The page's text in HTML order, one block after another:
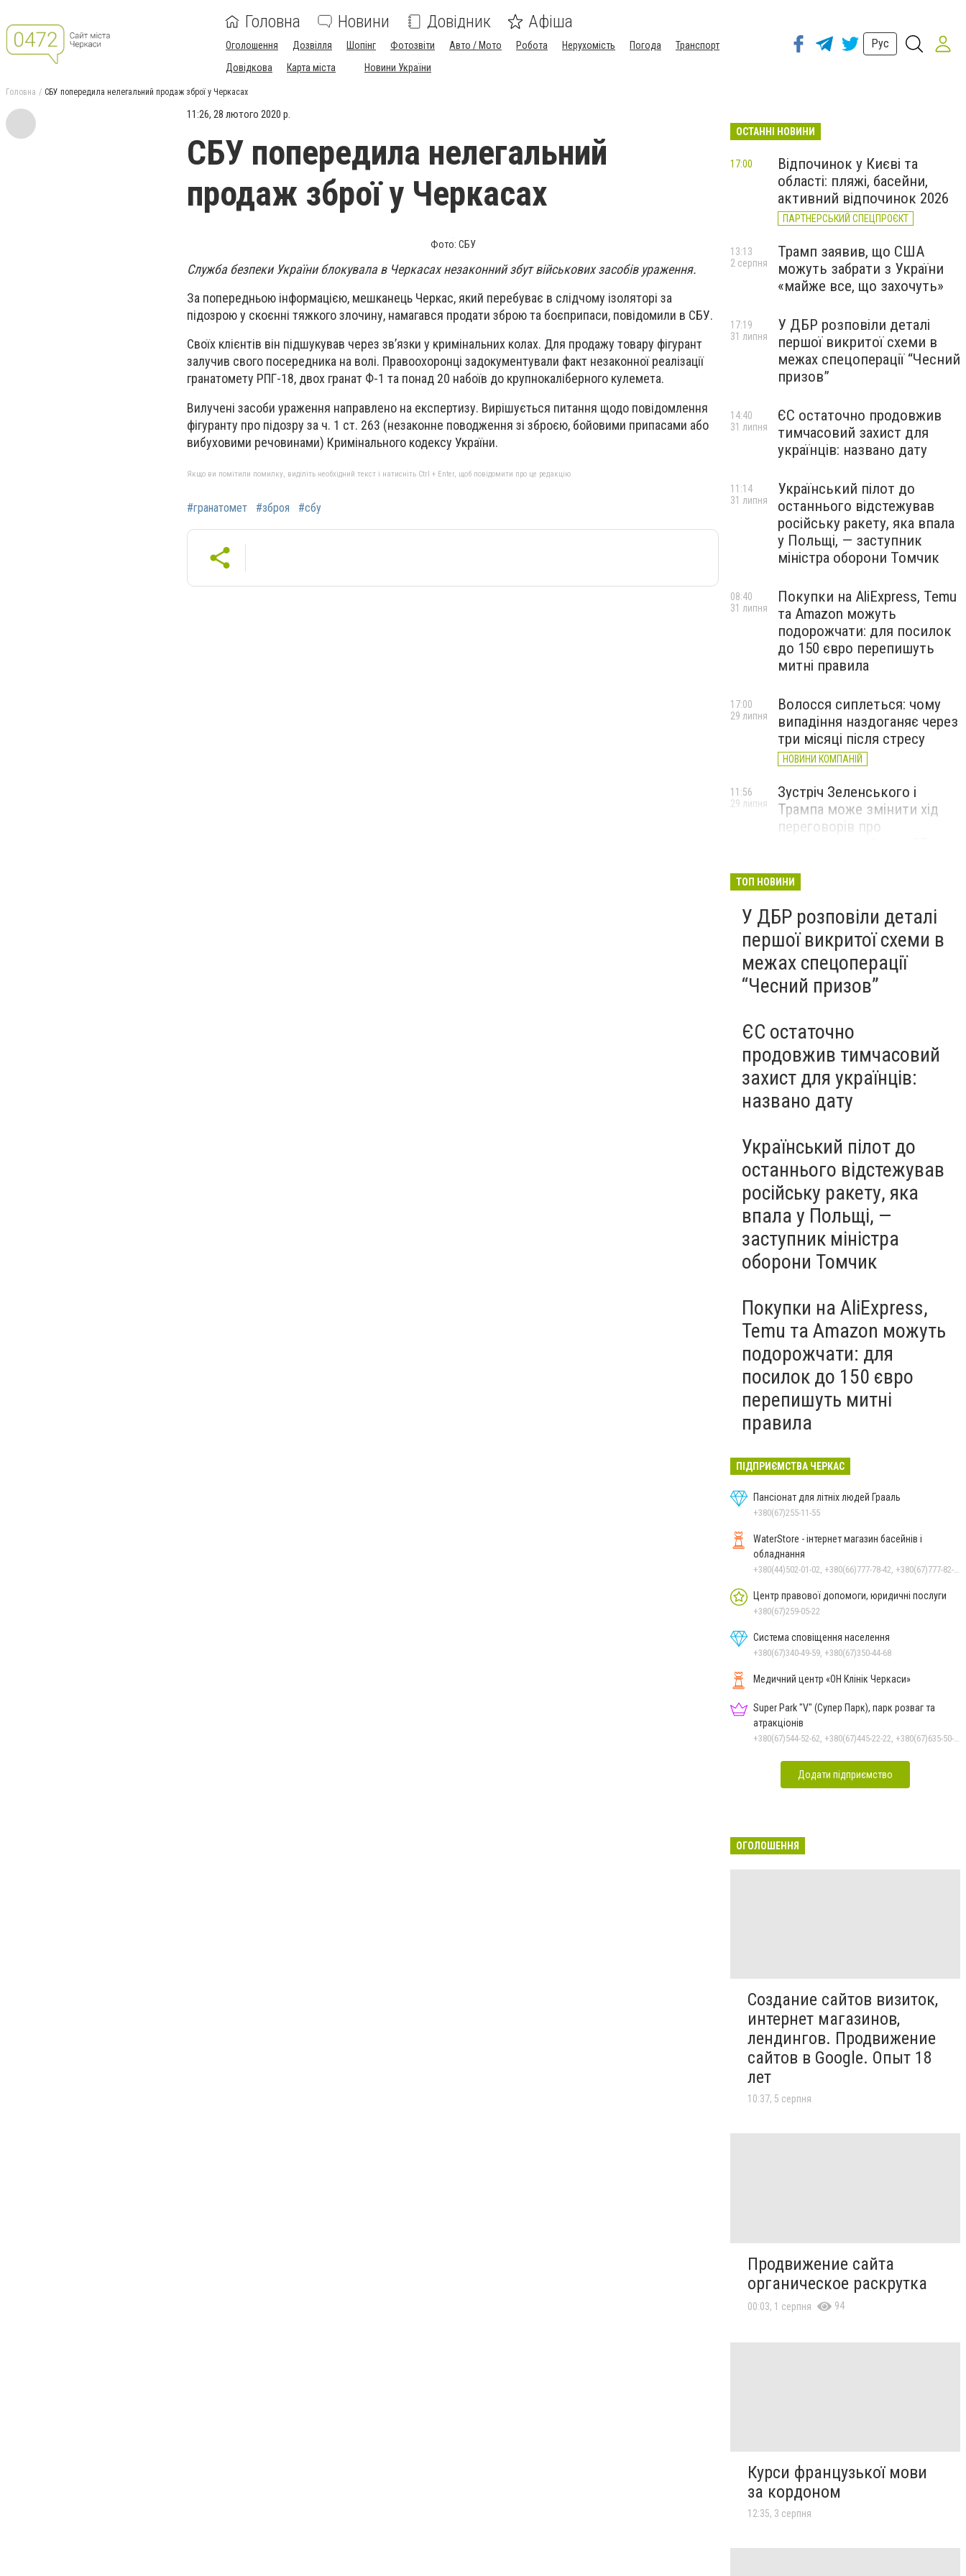
Головна Новини Довідник Афіша
Оголошення Дозвілля Шопінг Фотозвіти Авто / Мото Робота Нерухомість Погода
Транспорт
Довідкова
Карта міста Новини України
Рус
Головна СБУ попередила нелегальний продаж зброї у Черкасах
11:26, 28 лютого 2020 р.
СБУ попередила нелегальний
продаж зброї у Черкасах
Фото: СБУ
Служба безпеки України блокувала в Черкасах незаконний збут військових засобів ураження.
За попередньою інформацією, мешканець Черкас, який перебуває в слідчому ізоляторі за
підозрою у скоєнні тяжкого злочину, намагався продати зброю та боєприпаси, повідомили в СБУ.
Своїх клієнтів він підшукував через зв’язки у кримінальних колах. Для продажу товару фігурант
залучив свого посередника на волі. Правоохоронці задокументували факт незаконної реалізації
гранатомету РПГ-18, двох гранат Ф-1 та понад 20 набоїв до крупнокаліберного кулемета.
Вилучені засоби ураження направлено на експертизу. Вирішується питання щодо повідомлення
фігуранту про підозру за ч. 1 ст. 263 (незаконне поводження зі зброєю, бойовими припасами або
вибуховими речовинами) Кримінального кодексу України.
Якщо ви помітили помилку, виділіть необхідний текст і натисніть Ctrl + Enter, щоб повідомити про це редакцію
#гранатомет #зброя #сбу
ОСТАННІ НОВИНИ
Відпочинок у Києві та
області: пляжі, басейни,
активний відпочинок 2026
ПАРТНЕРСЬКИЙ СПЕЦПРОЄКТ
17:00
Трамп заявив, що США
можуть забрати з України
«майже все, що захочуть»
13:13
2 серпня
У ДБР розповіли деталі
першої викритої схеми в
межах спецоперації “Чесний
призов”
17:19
31 липня
ЄС остаточно продовжив
тимчасовий захист для
українців: названо дату
14:40
31 липня
Український пілот до
останнього відстежував
російську ракету, яка впала
у Польщі, — заступник
міністра оборони Томчик
11:14
31 липня
Покупки на AliExpress, Temu
та Amazon можуть
подорожчати: для посилок
до 150 євро перепишуть
митні правила
08:40
31 липня
Волосся сиплеться: чому
випадіння наздоганяє через
три місяці після стресу
НОВИНИ КОМПАНІЙ
17:00
29 липня
Зустріч Зеленського і
Трампа може змінити хід
переговорів про
11:56
29 липня
ТОП НОВИНИ
У ДБР розповіли деталі
першої викритої схеми в
межах спецоперації
“Чесний призов”
ЄС остаточно
продовжив тимчасовий
захист для українців:
названо дату
Український пілот до
останнього відстежував
російську ракету, яка
впала у Польщі, —
заступник міністра
оборони Томчик
Покупки на AliExpress,
Temu та Amazon можуть
подорожчати: для
посилок до 150 євро
перепишуть митні
правила
ПІДПРИЄМСТВА ЧЕРКАС
Пансіонат для літніх людей Грааль
+380(67)255-11-55
WaterStore - інтернет магазин басейнів і
обладнання
+380(44)502-01-02, +380(66)777-78-42, +380(67)777-82-19, +380(67)890-80-80, +380(73)890-80-80, +380(44)502-01-03
Центр правової допомоги, юридичні послуги
+380(67)259-05-22
Система сповіщення населення
+380(67)340-49-59, +380(67)350-44-68
Медичний центр «ОН Клінік Черкаси»
Super Park "V" (Супер Парк), парк розваг та
атракціонів
+380(67)544-52-62, +380(67)445-22-22, +380(67)635-50-50
Додати підприємство
ОГОЛОШЕННЯ
Создание сайтов визиток,
интернет магазинов,
лендингов. Продвижение
сайтов в Google. Опыт 18
лет
10:37, 5 серпня
Продвижение сайта
органическое раскрутка
00:03, 1 серпня 94
Курси французької мови
за кордоном
12:35, 3 серпня